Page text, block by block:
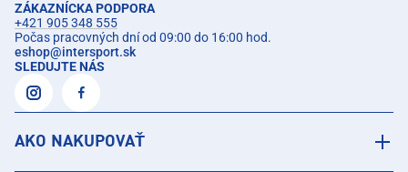
ZÁKAZNÍCKA PODPORA
+421 905 348 555
Počas pracovných dní od 09:00 do 16:00 hod.
eshop@intersport.sk
SLEDUJTE NÁS
AKO NAKUPOVAŤ